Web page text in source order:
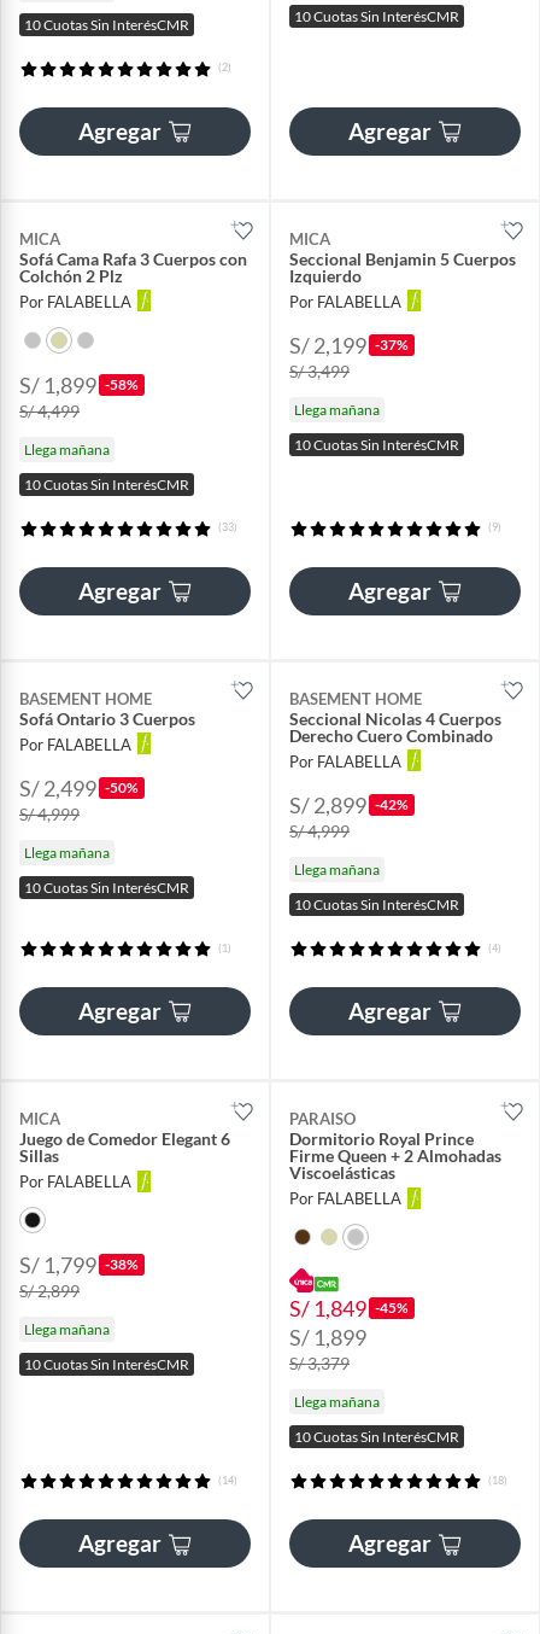
10 Cuotas Sin InterésCMR
(2)
Agregar
10 Cuotas Sin InterésCMR
Agregar
MICA
Sofá Cama Rafa 3 Cuerpos con
Colchón 2 Plz
Por FALABELLA
S/ 1,899 -58%
S/ 4,499
Llega mañana
10 Cuotas Sin InterésCMR
(33)
Agregar
MICA
Seccional Benjamin 5 Cuerpos
Izquierdo
Por FALABELLA
S/ 2,199 -37%
S/ 3,499
Llega mañana
10 Cuotas Sin InterésCMR
(9)
Agregar
BASEMENT HOME
Sofá Ontario 3 Cuerpos
Por FALABELLA
S/ 2,499 -50%
S/ 4,999
Llega mañana
10 Cuotas Sin InterésCMR
(1)
Agregar
BASEMENT HOME
Seccional Nicolas 4 Cuerpos
Derecho Cuero Combinado
Por FALABELLA
S/ 2,899 -42%
S/ 4,999
Llega mañana
10 Cuotas Sin InterésCMR
(4)
Agregar
MICA
Juego de Comedor Elegant 6
Sillas
Por FALABELLA
S/ 1,799 -38%
S/ 2,899
Llega mañana
10 Cuotas Sin InterésCMR
(14)
Agregar
PARAISO
Dormitorio Royal Prince
Firme Queen + 2 Almohadas
Viscoelásticas
Por FALABELLA
S/ 1,849 -45%
S/ 1,899
S/ 3,379
Llega mañana
10 Cuotas Sin InterésCMR
(18)
Agregar